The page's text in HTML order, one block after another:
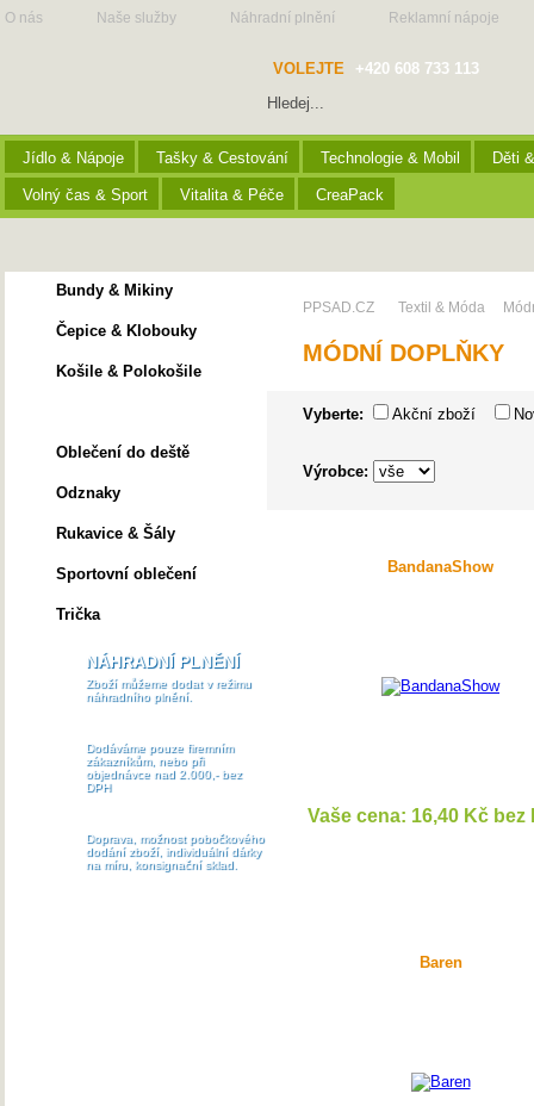
O nás Naše služby Náhradní plnění Reklamní nápoje
VOLEJTE +420 608 733 113
Jídlo & Nápoje Tašky & Cestování Technologie & Mobil Děti
Volný čas & Sport Vitalita & Péče CreaPack
Bundy & Mikiny
Čepice & Klobouky
Košile & Polokošile
Oblečení do deště
Odznaky
Rukavice & Šály
Sportovní oblečení
Trička
NÁHRADNÍ PLNĚNÍ
Zboží můžeme dodat v režimu
náhradního plnění.
Dodáváme pouze firemním
zákazníkům, nebo při
objednávce nad 2.000,- bez
DPH
Doprava, možnost pobočkového
dodání zboží, individuální dárky
na míru, konsignační sklad.
PPSAD.CZ Textil & Móda
MÓDNÍ DOPLŇKY
Vyberte: Akční zboží
Výrobce:
BandanaShow
Vaše cena: 16,40 Kč bez
Baren